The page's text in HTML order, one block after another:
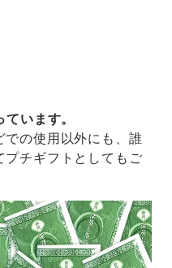
います。
での使用以外にも、誰
プチギフトとしてもご